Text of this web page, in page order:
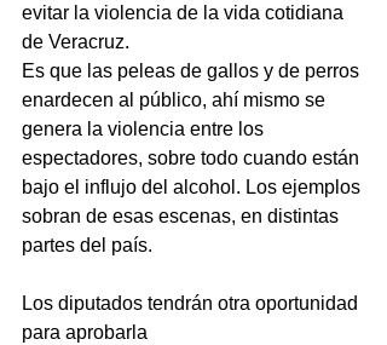
evitar la violencia de la vida cotidiana
de Veracruz.
Es que las peleas de gallos y de perros
enardecen al público, ahí mismo se
genera la violencia entre los
espectadores, sobre todo cuando están
bajo el influjo del alcohol. Los ejemplos
sobran de esas escenas, en distintas
partes del país.
Los diputados tendrán otra oportunidad
para aprobarla